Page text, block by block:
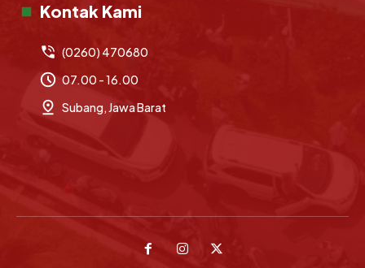
Kontak Kami
(0260) 470680
07.00 - 16.00
Subang, Jawa Barat